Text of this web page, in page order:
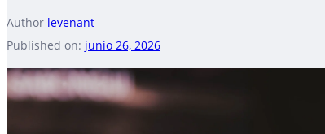
Author levenant
Published on: junio 26, 2026